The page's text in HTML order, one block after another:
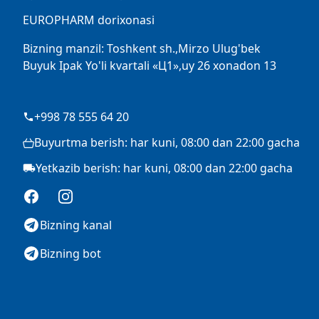
EUROPHARM dorixonasi
Bizning manzil: Toshkent sh.,Mirzo Ulug'bek
Buyuk Ipak Yo'li kvartali «Ц1»,uy 26 xonadon 13
+998 78 555 64 20
Buyurtma berish: har kuni, 08:00 dan 22:00 gacha
Yetkazib berish: har kuni, 08:00 dan 22:00 gacha
FacebookInstagram
Bizning kanal
Bizning bot